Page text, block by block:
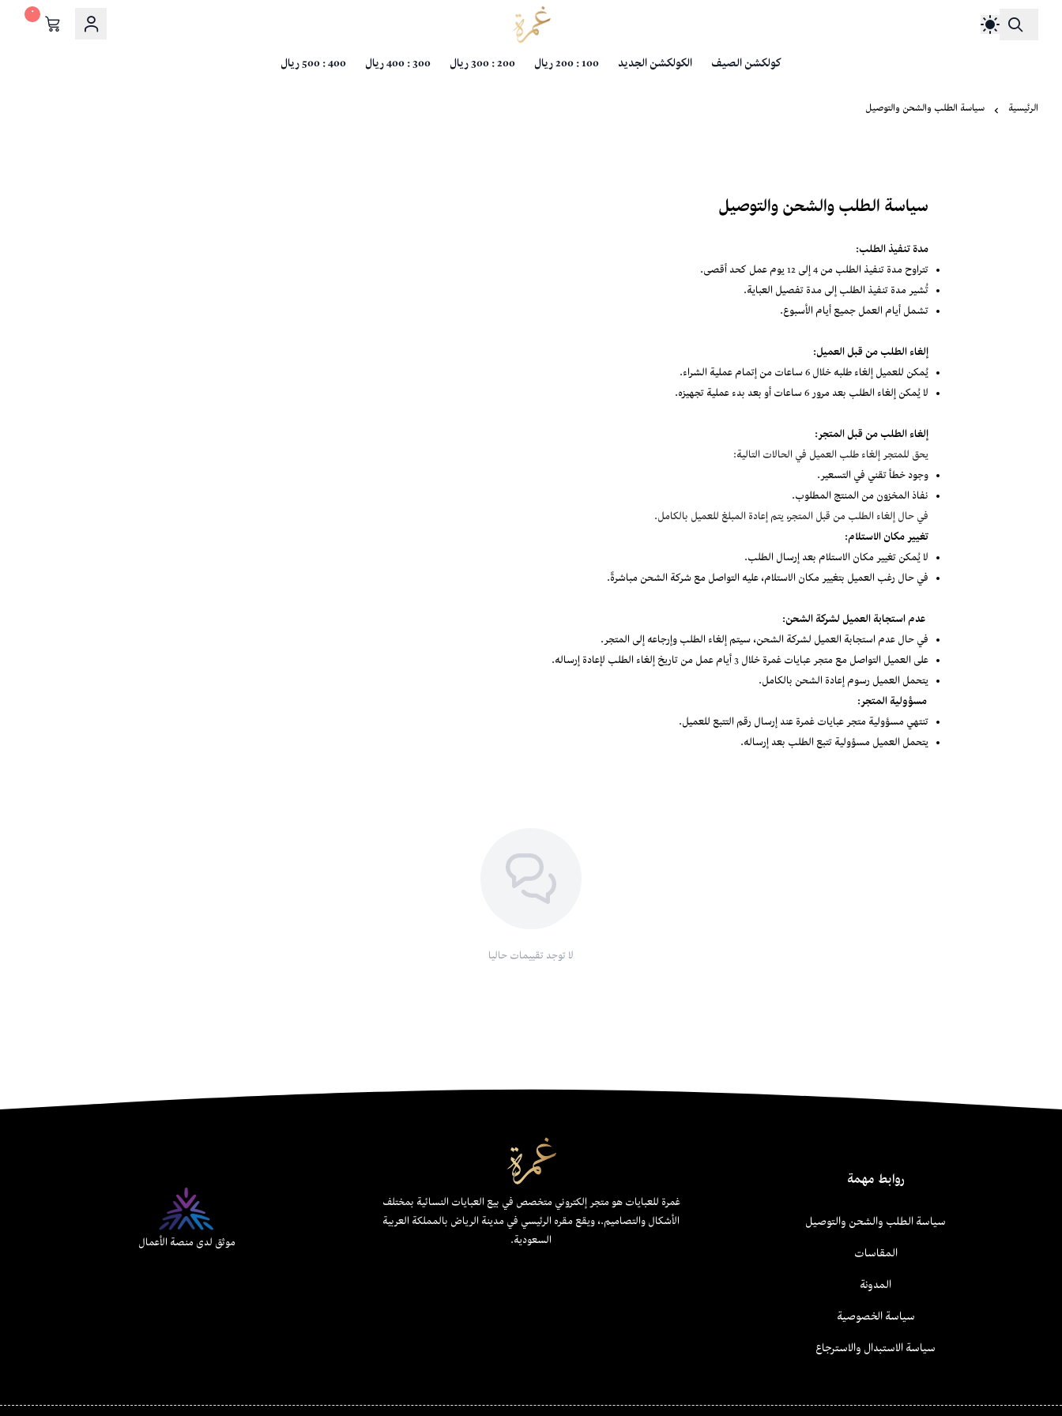
عبايات غمرة
٠
كولكشن الصيف الكولكشن الجديد 100 : 200 ريال 200 : 300 ريال 300 : 400 ريال 400 : 500 ريال
الرئيسية سياسة الطلب والشحن والتوصيل
سياسة الطلب والشحن والتوصيل
مدة تنفيذ الطلب:
تتراوح مدة تنفيذ الطلب من 4 إلى 12 يوم عمل كحد أقصى.
تُشير مدة تنفيذ الطلب إلى مدة تفصيل العباية.
تشمل أيام العمل جميع أيام الأسبوع.
إلغاء الطلب من قبل العميل:
يُمكن للعميل إلغاء طلبه خلال 6 ساعات من إتمام عملية الشراء.
لا يُمكن إلغاء الطلب بعد مرور 6 ساعات أو بعد بدء عملية تجهيزه.
إلغاء الطلب من قبل المتجر:
يحق للمتجر إلغاء طلب العميل في الحالات التالية:
وجود خطأ تقني في التسعير.
نفاذ المخزون من المنتج المطلوب.
في حال إلغاء الطلب من قبل المتجر، يتم إعادة المبلغ للعميل بالكامل.
تغيير مكان الاستلام:
لا يُمكن تغيير مكان الاستلام بعد إرسال الطلب.
في حال رغب العميل بتغيير مكان الاستلام، عليه التواصل مع شركة الشحن مباشرةً.
عدم استجابة العميل لشركة الشحن:
في حال عدم استجابة العميل لشركة الشحن، سيتم إلغاء الطلب وإرجاعه إلى المتجر.
على العميل التواصل مع متجر عبايات غمرة خلال 3 أيام عمل من تاريخ إلغاء الطلب لإعادة إرساله.
يتحمل العميل رسوم إعادة الشحن بالكامل.
مسؤولية المتجر:
تنتهي مسؤولية متجر عبايات غمرة عند إرسال رقم التتبع للعميل.
يتحمل العميل مسؤولية تتبع الطلب بعد إرساله.
لا توجد تقييمات حاليا
روابط مهمة
سياسة الطلب والشحن والتوصيل
المقاسات
المدونة
سياسة الخصوصية
سياسة الاستبدال والاسترجاع
غمرة للعبايات هو متجر إلكتروني متخصص في بيع العبايات النسائية بمختلف
الأشكال والتصاميم.، ويقع مقره الرئيسي في مدينة الرياض بالمملكة العربية
السعودية.
موثق لدى منصة الأعمال